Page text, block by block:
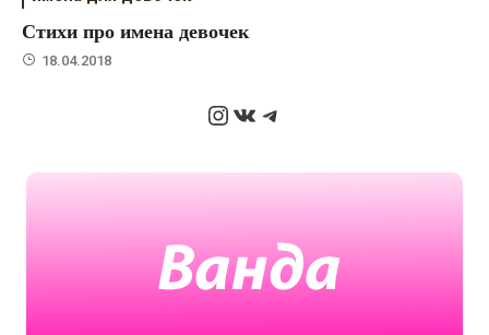
Стихи про имена девочек
18.04.2018
Instagram
ВКонтакте
Telegram